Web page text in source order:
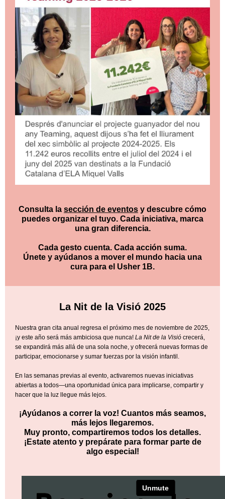
Consulta la sección de eventos y descubre cómo
puedes organizar el tuyo. Cada iniciativa, marca
una gran diferencia.
Cada gesto cuenta. Cada acción suma.
Únete y ayúdanos a mover el mundo hacia una
cura para el Usher 1B.
La Nit de la Visió 2025
Nuestra gran cita anual regresa el próximo mes de noviembre de 2025,
¡y este año será más ambiciosa que nunca! La Nit de la Visió crecerá,
se expandirá más allá de una sola noche, y ofrecerá nuevas formas de
participar, emocionarse y sumar fuerzas por la visión infantil.
En las semanas previas al evento, activaremos nuevas iniciativas
abiertas a todos—una oportunidad única para implicarse, compartir y
hacer que la luz llegue más lejos.
¡Ayúdanos a correr la voz! Cuantos más seamos,
más lejos llegaremos.
Muy pronto, compartiremos todos los detalles.
¡Estate atento y prepárate para formar parte de
algo especial!